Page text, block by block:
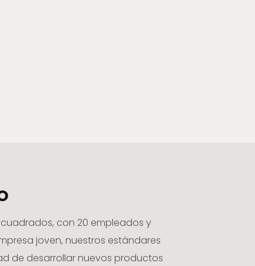
con 20 empleados y
joven, nuestros estándares
de desarrollar nuevos productos